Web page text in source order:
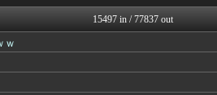
なんJ PRIDE
阪神タイガースちゃんねる
倒...
...
結婚・恋愛ニュースぷらす
15497 in / 77837 out
ｗ